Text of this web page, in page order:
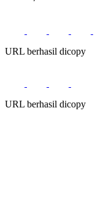
URL berhasil dicopy
URL berhasil dicopy